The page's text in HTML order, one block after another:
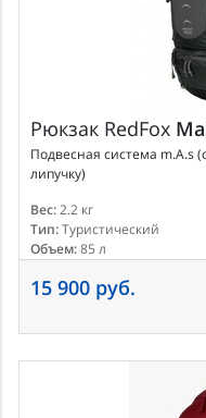
Рюкзак RedFox
Подвесная система m.A.s
липучку)
Вес:2.2 кг
Тип:Туристический
Объем:85 л
15 900 руб.